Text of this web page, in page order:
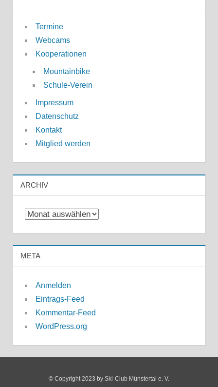
Termine
Webcams
Kooperationen
Mountainbike
Schule-Verein
Impressum
Datenschutz
Kontakt
Mitglied werden
ARCHIV
Archiv
META
Anmelden
Eintrags-Feed
Kommentar-Feed
WordPress.org
© Copyright 2023 by Ski-Club Münstertal e. V.